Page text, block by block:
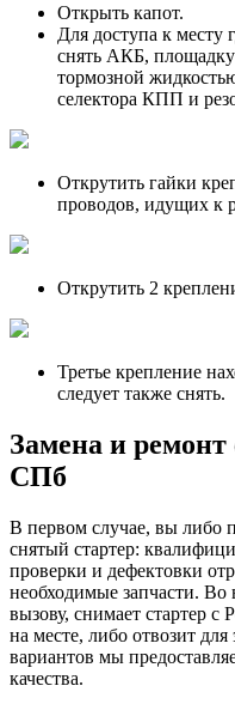
Открыть капот.
Для доступа к месту
снять АКБ, площадку
тормозной
селектора КПП и
Открутить гайки
проводов, идущих к
Открутить 2
Третье крепление
следует также снять.
Замена и ремонт
СПб
В первом случае, вы либо
снятый стартер:
проверки и дефектовки
необходимые запчасти. Во
вызову, снимает стартер с
на месте, либо отвозит
вариантов мы
качества.